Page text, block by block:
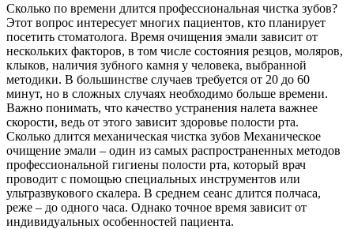
Сколько по времени длится профессиональная чистка зубов?
Этот вопрос интересует многих пациентов, кто планирует
посетить стоматолога. Время очищения эмали зависит от
нескольких факторов, в том числе состояния резцов, моляров,
клыков, наличия зубного камня у человека, выбранной
методики. В большинстве случаев требуется от 20 до 60
минут, но в сложных случаях необходимо больше времени.
Важно понимать, что качество устранения налета важнее
скорости, ведь от этого зависит здоровье полости рта.
Сколько длится механическая чистка зубов Механическое
очищение эмали – один из самых распространенных методов
профессиональной гигиены полости рта, который врач
проводит с помощью специальных инструментов или
ультразвукового скалера. В среднем сеанс длится полчаса,
реже – до одного часа. Однако точное время зависит от
индивидуальных особенностей пациента.